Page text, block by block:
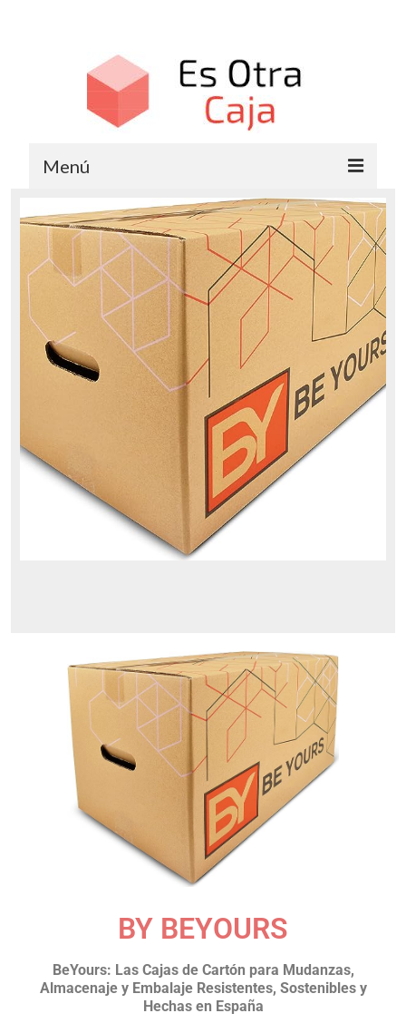
Menú
Cajas de Cartón
Cajas de Plástico
Cajas de Madera
Cajas Metálicas
Cajas Organizadoras
Cajas de Regalo
Comprar en Amazon
BY BEYOURS
BeYours: Las Cajas de Cartón para Mudanzas,
Almacenaje y Embalaje Resistentes, Sostenibles y
Hechas en España